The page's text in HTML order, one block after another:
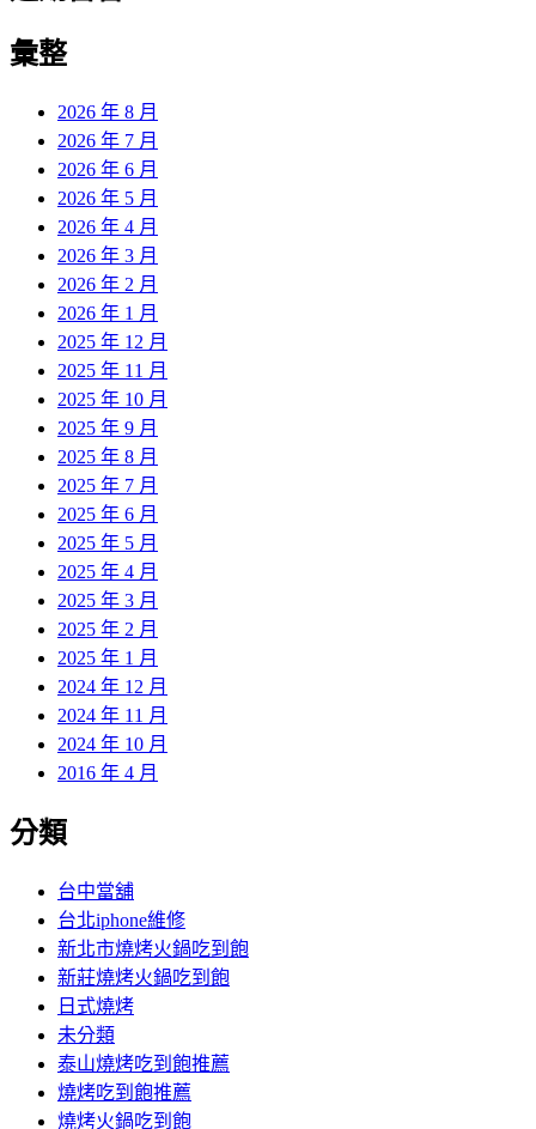
彙整
2026 年 8 月
2026 年 7 月
2026 年 6 月
2026 年 5 月
2026 年 4 月
2026 年 3 月
2026 年 2 月
2026 年 1 月
2025 年 12 月
2025 年 11 月
2025 年 10 月
2025 年 9 月
2025 年 8 月
2025 年 7 月
2025 年 6 月
2025 年 5 月
2025 年 4 月
2025 年 3 月
2025 年 2 月
2025 年 1 月
2024 年 12 月
2024 年 11 月
2024 年 10 月
2016 年 4 月
分類
台中當舖
台北iphone維修
新北市燒烤火鍋吃到飽
新莊燒烤火鍋吃到飽
日式燒烤
未分類
泰山燒烤吃到飽推薦
燒烤吃到飽推薦
燒烤火鍋吃到飽